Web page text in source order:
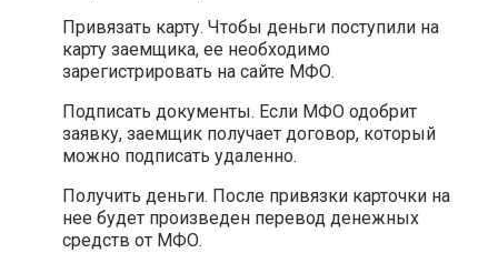
Привязать карту. Чтобы деньги поступили на
карту заемщика, ее необходимо
зарегистрировать на сайте МФО.
Подписать документы. Если МФО одобрит
заявку, заемщик получает договор, который
можно подписать удаленно.
Получить деньги. После привязки карточки на
нее будет произведен перевод денежных
средств от МФО.